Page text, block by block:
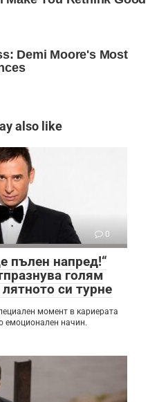
also like
0
пълен напред!“
голям
си турне
момент в кариерата
емоционален начин.